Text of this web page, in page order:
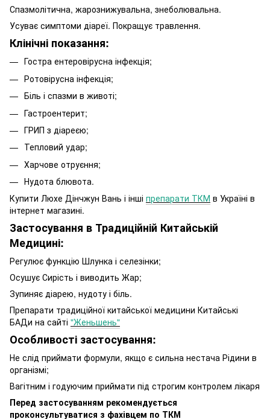
Спазмолітична, жарознижувальна, знеболювальна.
Усуває симптоми діареї. Покращує травлення.
Клінічні показання:
Гостра ентеровірусна інфекція;
Ротовірусна інфекція;
Біль і спазми в животі;
Гастроентерит;
ГРИП з діареєю;
Тепловий удар;
Харчове отруєння;
Нудота блювота.
Купити Люхе Дінчжун Вань і інші препарати ТКМ в Україні в
інтернет магазині.
Застосування в Традиційній Китайській
Медицині:
Регулює функцію Шлунка і селезінки;
Осушує Сирість і виводить Жар;
Зупиняє діарею, нудоту і біль.
Препарати традиційної китайської медицини Китайські
БАДи на сайті "Женьшень"
Особливості застосування:
Не слід приймати формули, якщо є сильна нестача Рідини в
організмі;
Вагітним і годуючим приймати під строгим контролем лікаря
Перед застосуванням рекомендується
проконсультуватися з фахівцем по ТКМ